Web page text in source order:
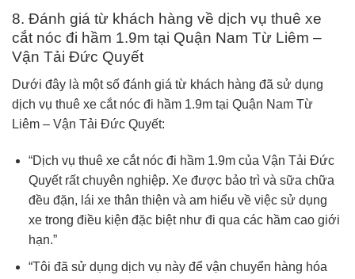
8. Đánh giá từ khách hàng về dịch vụ thuê xe
cắt nóc đi hầm 1.9m tại Quận Nam Từ Liêm –
Vận Tải Đức Quyết
Dưới đây là một số đánh giá từ khách hàng đã sử dụng
dịch vụ thuê xe cắt nóc đi hầm 1.9m tại Quận Nam Từ
Liêm – Vận Tải Đức Quyết:
“Dịch vụ thuê xe cắt nóc đi hầm 1.9m của Vận Tải Đức
Quyết rất chuyên nghiệp. Xe được bảo trì và sữa chữa
đều đặn, lái xe thân thiện và am hiểu về việc sử dụng
xe trong điều kiện đặc biệt như đi qua các hầm cao giới
hạn.”
“Tôi đã sử dụng dịch vụ này để vận chuyển hàng hóa